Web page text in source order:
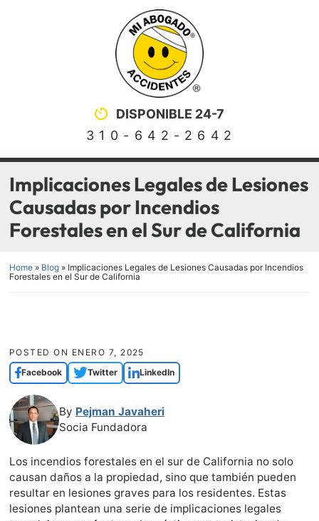
Return home
DISPONIBLE 24-7
310-642-2642
Implicaciones Legales de Lesiones
Causadas por Incendios
Forestales en el Sur de California
Home» Blog» Implicaciones Legales de Lesiones Causadas por Incendios
Forestales en el Sur de California
POSTED ON ENERO 7, 2025
Facebook
Twitter LinkedIn
By Pejman Javaheri
Socia Fundadora
Los incendios forestales en el sur de California no solo
causan daños a la propiedad, sino que también pueden
resultar en lesiones graves para los residentes. Estas
lesiones plantean una serie de implicaciones legales